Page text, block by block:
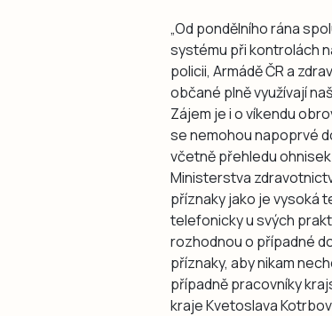
„Od pondělního rána
systému při kontrolách
policii, Armádě ČR a
občané plně využívají
Zájem je i o víkendu
se nemohou napoprvé
včetně přehledu
Ministerstva
příznaky jako je vysoká
telefonicky u svých
rozhodnou o případné
příznaky, aby nikam
případně pracovníky
kraje Kvetoslava